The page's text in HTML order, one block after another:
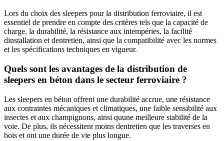
Lors du choix des sleepers pour la distribution ferroviaire, il est
essentiel de prendre en compte des critères tels que la capacité de
charge, la durabilité, la résistance aux intempéries, la facilité
dinstallation et dentretien, ainsi que la compatibilité avec les normes
et les spécifications techniques en vigueur.
Quels sont les avantages de la distribution de
sleepers en béton dans le secteur ferroviaire ?
Les sleepers en béton offrent une durabilité accrue, une résistance
aux contraintes mécaniques et climatiques, une faible sensibilité aux
insectes et aux champignons, ainsi quune meilleure stabilité de la
voie. De plus, ils nécessitent moins dentretien que les traverses en
bois et ont une durée de vie plus longue.